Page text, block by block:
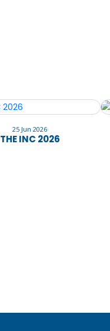
25 Jun 2026
THE INC 2026